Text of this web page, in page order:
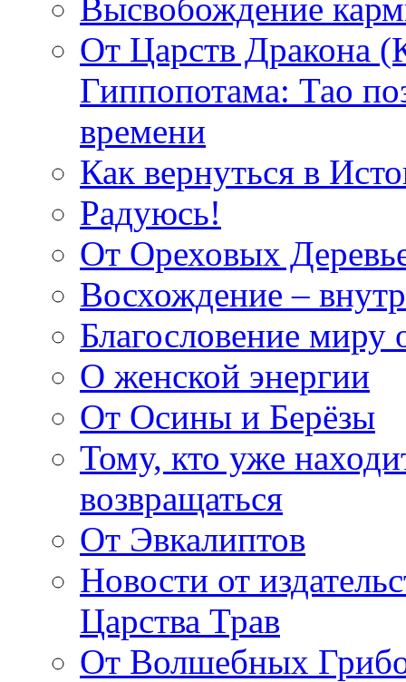
Высвобождение
От Царств Дракона
Гиппопотама: Тао
времени
Как вернуться в
Радуюсь!
От Ореховых
Восхождение –
Благословение миру
О женской энергии
От Осины и Берёзы
Тому, кто уже
возвращаться
От Эвкалиптов
Новости от
Царства Трав
От Волшебных